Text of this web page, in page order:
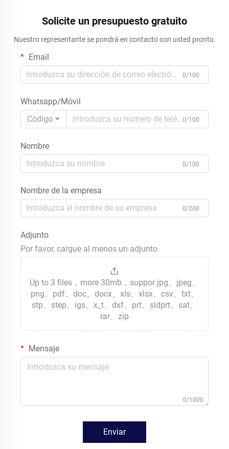
de cerveza, OEM ODM
Solicite un presupuesto gratuito
Nuestro representante se pondrá en contacto con usted pronto.
Email
0/100
Whatsapp/Móvil
Código
0/100
Nombre
0/100
Nombre de la empresa
0/200
Adjunto
Por favor, cargue al menos un adjunto
Up to 3 files，more 30mb，suppor jpg、jpeg、
png、pdf、doc、docx、xls、xlsx、csv、txt、
stp、step、igs、x_t、dxf、prt、sldprt、sat、
rar、zip
Mensaje
0/1000
Enviar